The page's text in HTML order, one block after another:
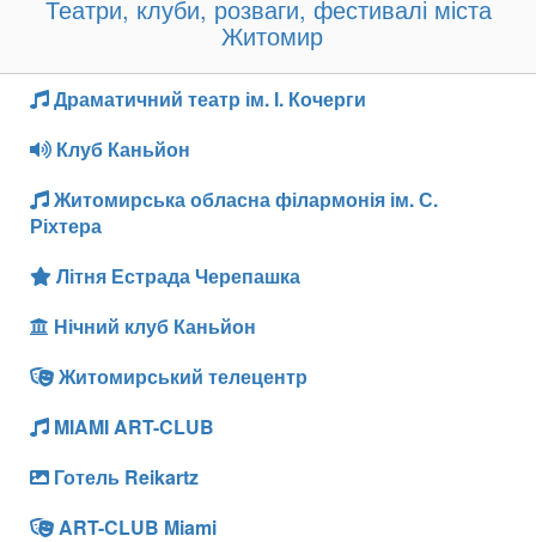
Театри, клуби, розваги, фестивалі міста
Житомир
Драматичний театр ім. І. Кочерги
Клуб Каньйон
Житомирська обласна філармонія ім. С.
Ріхтера
Літня Естрада Черепашка
Нічний клуб Каньйон
Житомирський телецентр
MIAMI ART-CLUB
Готель Reikartz
ART-CLUB Miami